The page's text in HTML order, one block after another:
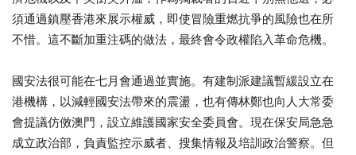
須通過鎮壓香港來展示權威， 即使冒險重燃抗爭的風險也在所
不惜。這不斷加重注碼的做法， 最終會令政權陷入革命危機。
國安法很可能在七月會通過並實施。 有建制派建議暫緩設立在
港機構，以減輕國安法帶來的震盪， 也有傳林鄭也向人大常委
會提議仿傚澳門， 設立維護國家安全委員會。現在保安局急急
成立政治部， 負責監控示威者、搜集情報及培訓政治警察。 但